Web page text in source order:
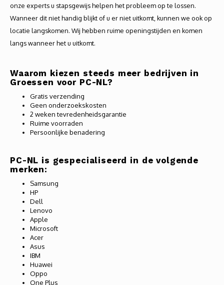
onze experts u stapsgewijs helpen het probleem op te lossen.
Wanneer dit niet handig blijkt of u er niet uitkomt, kunnen we ook op
locatie langskomen. Wij hebben ruime openingstijden en komen
langs wanneer het u uitkomt.
Waarom kiezen steeds meer bedrijven in
Groessen voor PC-NL?
Gratis verzending
Geen onderzoekskosten
2 weken tevredenheidsgarantie
Ruime voorraden
Persoonlijke benadering
PC-NL is gespecialiseerd in de volgende
merken:
Samsung
HP
Dell
Lenovo
Apple
Microsoft
Acer
Asus
IBM
Huawei
Oppo
One Plus